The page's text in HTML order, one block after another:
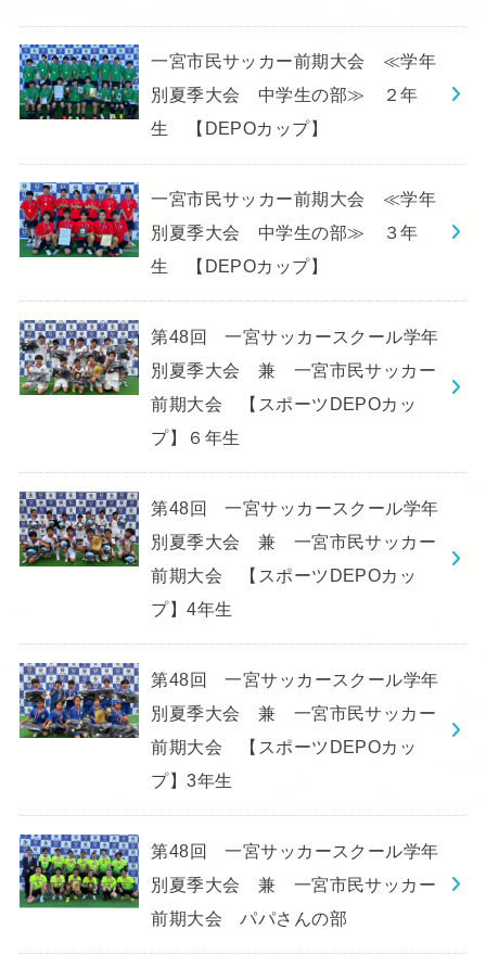
一宮市民サッカー前期大会 ≪学年
別夏季大会 中学生の部≫ ２年
生 【DEPOカップ】
一宮市民サッカー前期大会 ≪学年
別夏季大会 中学生の部≫ ３年
生 【DEPOカップ】
第48回 一宮サッカースクール学年
別夏季大会 兼 一宮市民サッカー
前期大会 【スポーツDEPOカッ
プ】６年生
第48回 一宮サッカースクール学年
別夏季大会 兼 一宮市民サッカー
前期大会 【スポーツDEPOカッ
プ】4年生
第48回 一宮サッカースクール学年
別夏季大会 兼 一宮市民サッカー
前期大会 【スポーツDEPOカッ
プ】3年生
第48回 一宮サッカースクール学年
別夏季大会 兼 一宮市民サッカー
前期大会 パパさんの部